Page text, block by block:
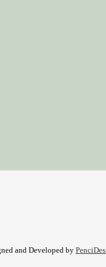
and Developed by